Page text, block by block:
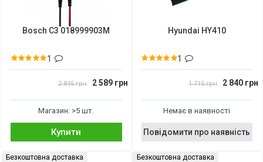
Bosch C3 018999903M
1
2 845 грн 2 589 грн
Магазин: >5 шт.
Купити
Hyundai HY410
1
1 715 грн 2 840 грн
Немає в наявності
Повідомити про наявність
Безкоштовна доставка Безкоштовна доставка